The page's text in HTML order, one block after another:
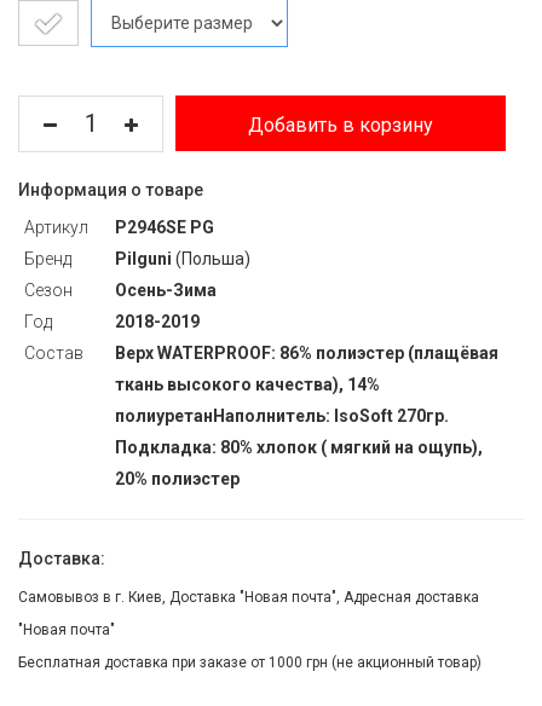
Добавить в корзину
Информация о товаре
Артикул
P2946SE PG
Бренд
Pilguni (Польша)
Сезон
Осень-Зима
Год
2018-2019
Состав
Верх WATERPROOF: 86% полиэстер (плащёвая
ткань высокого качества), 14%
полиуретанНаполнитель: IsoSoft 270гр.
Подкладка: 80% хлопок ( мягкий на ощупь),
20% полиэстер
Доставка:
Самовывоз в г. Киев, Доставка "Новая почта", Адресная доставка
"Новая почта"
Бесплатная доставка при заказе от 1000 грн (не акционный товар)